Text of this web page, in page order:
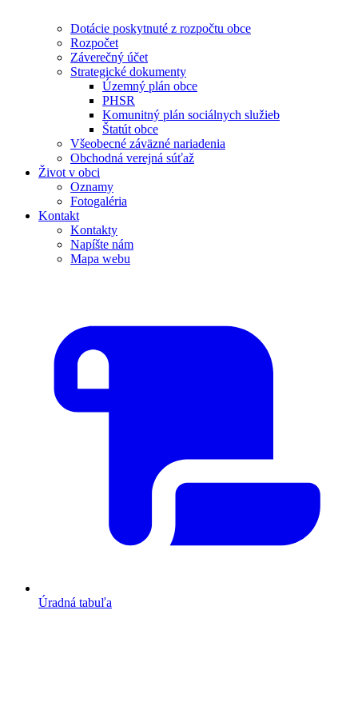
Dotácie poskytnuté z rozpočtu obce
Rozpočet
Záverečný účet
Strategické dokumenty
Územný plán obce
PHSR
Komunitný plán sociálnych služieb
Štatút obce
Všeobecné záväzné nariadenia
Obchodná verejná súťaž
Život v obci
Oznamy
Fotogaléria
Kontakt
Kontakty
Napíšte nám
Mapa webu
Úradná tabuľa